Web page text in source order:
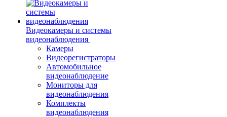
Видеокамеры и системы
видеонаблюдения
Камеры
Видеорегистраторы
Автомобильное
видеонаблюдение
Мониторы для
видеонаблюдения
Комплекты
видеонаблюдения